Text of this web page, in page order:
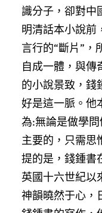
識分子，卻對中
明清話本小說前
言行的“斷片”，
自成一體，與傳
的小說景致，錢
好是這一脈。他
為:無論是做學
主要的，只需思
提的是，錢鍾書
英國十六世紀以
神韻曉然于心，